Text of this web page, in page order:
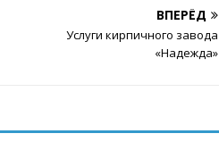
ВПЕРЁД
Услуги кирпичного завода
«Надежда»